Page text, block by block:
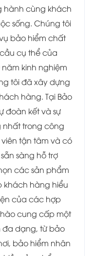
hành cùng khách
sống. Chúng tôi
bảo hiểm chất
cụ thể của
kinh nghiệm
tôi đã xây dựng
hàng. Tại Bảo
đoàn kết và sự
nhất trong công
tận tâm và có
sàng hỗ trợ
các sản phẩm
khách hàng hiểu
của các hợp
cung cấp một
đa dạng, từ bảo
bảo hiểm nhân